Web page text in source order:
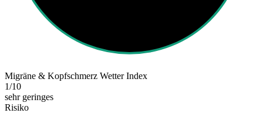
Migräne & Kopfschmerz Wetter Index
1/10
sehr geringes
Risiko